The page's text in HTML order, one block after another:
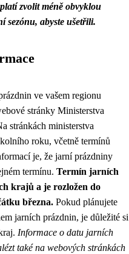
zvolit méně obvyklou
sezónu, abyste ušetřili.
ve vašem regionu
stránky Ministerstva
stránkách ministerstva
roku, včetně termínů
je, že jarní prázdniny
termínu. Termín jarních
krajů a je rozložen do
března. Pokud plánujete
jarních prázdnin, je důležité si
Informace o datu jarních
také na webových stránkách